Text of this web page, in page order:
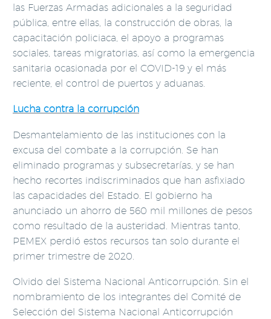
las Fuerzas Armadas adicionales a la seguridad
pública, entre ellas, la construcción de obras, la
capacitación policiaca, el apoyo a programas
sociales, tareas migratorias, así como la emergencia
sanitaria ocasionada por el COVID-19 y el más
reciente, el control de puertos y aduanas.
Lucha contra la corrupción
Desmantelamiento de las instituciones con la
excusa del combate a la corrupción. Se han
eliminado programas y subsecretarías, y se han
hecho recortes indiscriminados que han asfixiado
las capacidades del Estado. El gobierno ha
anunciado un ahorro de 560 mil millones de pesos
como resultado de la austeridad. Mientras tanto,
PEMEX perdió estos recursos tan solo durante el
primer trimestre de 2020.
Olvido del Sistema Nacional Anticorrupción. Sin el
nombramiento de los integrantes del Comité de
Selección del Sistema Nacional Anticorrupción